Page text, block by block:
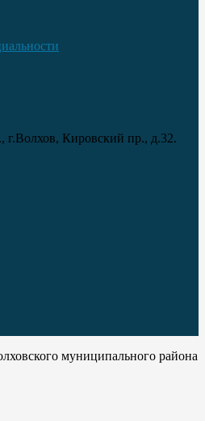
г.Волхов, Кировский пр., д.32.
муниципального района